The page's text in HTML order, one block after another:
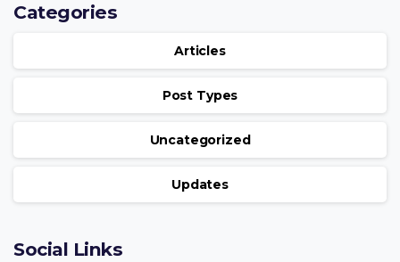
Categories
Articles
Post Types
Uncategorized
Updates
Social Links